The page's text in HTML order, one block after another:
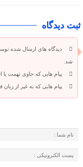
ثبت دیدگاه
دیدگاه های ارسال شده
شد.
پیام هایی که حاوی تهمت یا
پیام هایی که به غیر از